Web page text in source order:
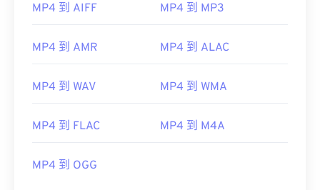
MP4 到 AIFF MP4 到 MP3
MP4 到 AMR MP4 到 ALAC
MP4 到 WAV MP4 到 WMA
MP4 到 FLAC MP4 到 M4A
MP4 到 OGG